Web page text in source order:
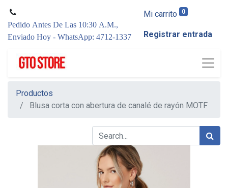
Pedido Antes De Las 10:30 A.M.,
Enviado Hoy - WhatsApp: 4712-1337
Mi carrito 0
Registrar entrada
Productos
Blusa corta con abertura de canalé de rayón MOTF